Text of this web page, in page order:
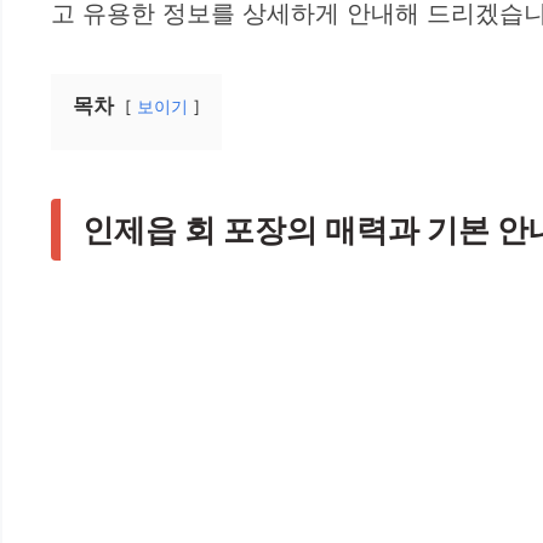
고 유용한 정보를 상세하게 안내해 드리겠습
목차 보이기
인제읍 회 포장의 매력과 기본 안